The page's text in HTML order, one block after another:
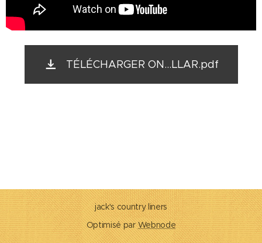
TÉLÉCHARGER ON...LLAR.pdf
jack's country liners
Optimisé parWebnode